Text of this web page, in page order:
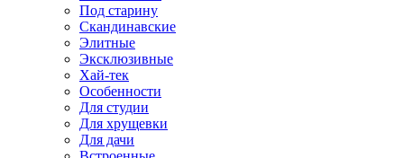
Под старину
Скандинавские
Элитные
Эксклюзивные
Хай-тек
Особенности
Для студии
Для хрущевки
Для дачи